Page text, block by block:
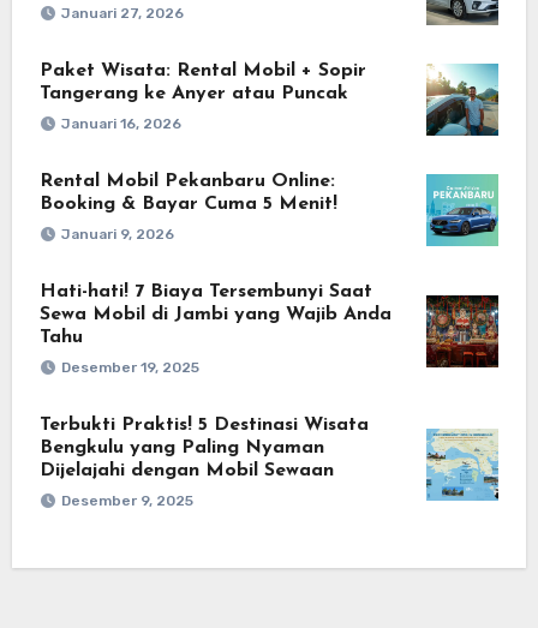
Januari 27, 2026
Paket Wisata: Rental Mobil + Sopir
Tangerang ke Anyer atau Puncak
Januari 16, 2026
Rental Mobil Pekanbaru Online:
Booking & Bayar Cuma 5 Menit!
Januari 9, 2026
Hati-hati! 7 Biaya Tersembunyi Saat
Sewa Mobil di Jambi yang Wajib Anda
Tahu
Desember 19, 2025
Terbukti Praktis! 5 Destinasi Wisata
Bengkulu yang Paling Nyaman
Dijelajahi dengan Mobil Sewaan
Desember 9, 2025